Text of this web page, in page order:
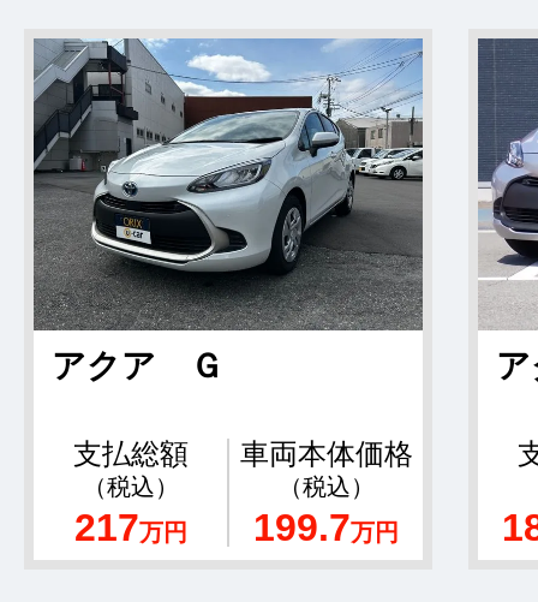
アクア Ｇ
支払総額
（税込）
217万円
車両本体価格
（税込）
199.7万円